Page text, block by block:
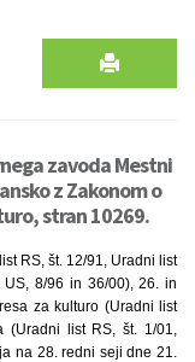
zavoda Mestni
z Zakonom o
stran 10269.
RS, št. 12/91, Uradni list
US, 8/96 in 36/00), 26. in
za kulturo (Uradni list
(Uradni list RS, št. 1/01,
na 28. redni seji dne 21.